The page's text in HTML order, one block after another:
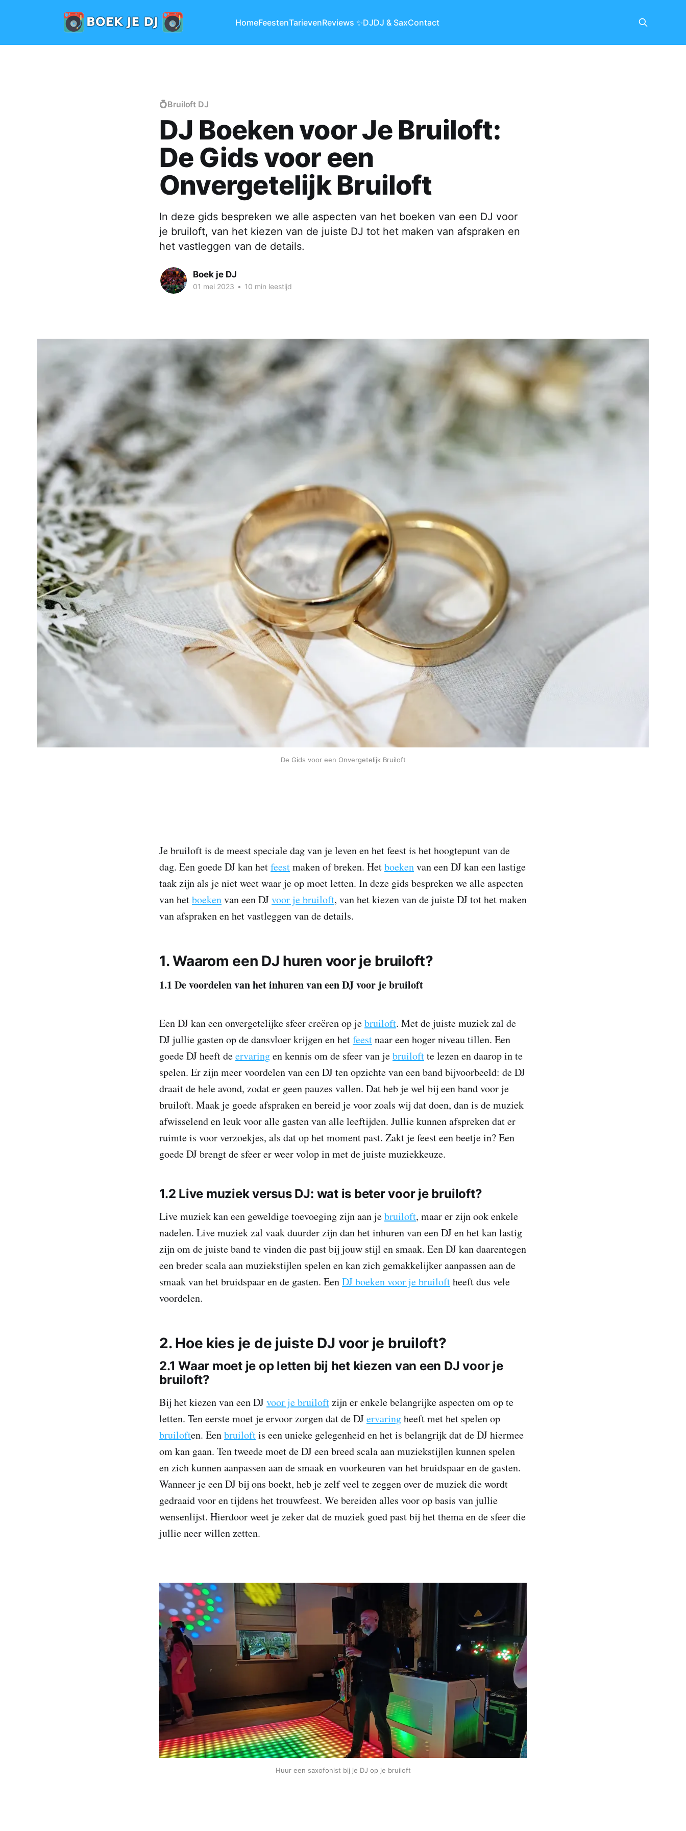
HomeFeestenTarievenReviews ✨DJDJ & SaxContact
💍Bruiloft DJ
DJ Boeken voor Je Bruiloft:
De Gids voor een
Onvergetelijk Bruiloft
In deze gids bespreken we alle aspecten van het boeken van een DJ voor
je bruiloft, van het kiezen van de juiste DJ tot het maken van afspraken en
het vastleggen van de details.
Boek je DJ
01 mei 2023 • 10 min leestijd
De Gids voor een Onvergetelijk Bruiloft
Je bruiloft is de meest speciale dag van je leven en het feest is het hoogtepunt van de
dag. Een goede DJ kan hetfeestmaken of breken. Hetboekenvan een DJ kan een lastige
taak zijn als je niet weet waar je op moet letten. In deze gids bespreken we alle aspecten
van hetboekenvan een DJvoor je bruiloft, van het kiezen van de juiste DJ tot het maken
van afspraken en het vastleggen van de details.
1. Waarom een DJ huren voor je bruiloft?
1.1 De voordelen van het inhuren van een DJ voor je bruiloft
Een DJ kan een onvergetelijke sfeer creëren op jebruiloft. Met de juiste muziek zal de
DJ jullie gasten op de dansvloer krijgen en hetfeestnaar een hoger niveau tillen. Een
goede DJ heeft deervaringen kennis om de sfeer van jebruiloftte lezen en daarop in te
spelen. Er zijn meer voordelen van een DJ ten opzichte van een band bijvoorbeeld: de DJ
draait de hele avond, zodat er geen pauzes vallen. Dat heb je wel bij een band voor je
bruiloft. Maak je goede afspraken en bereid je voor zoals wij dat doen, dan is de muziek
afwisselend en leuk voor alle gasten van alle leeftijden. Jullie kunnen afspreken dat er
ruimte is voor verzoekjes, als dat op het moment past. Zakt je feest een beetje in? Een
goede DJ brengt de sfeer er weer volop in met de juiste muziekkeuze.
1.2 Live muziek versus DJ: wat is beter voor je bruiloft?
Live muziek kan een geweldige toevoeging zijn aan jebruiloft, maar er zijn ook enkele
nadelen. Live muziek zal vaak duurder zijn dan het inhuren van een DJ en het kan lastig
zijn om de juiste band te vinden die past bij jouw stijl en smaak. Een DJ kan daarentegen
een breder scala aan muziekstijlen spelen en kan zich gemakkelijker aanpassen aan de
smaak van het bruidspaar en de gasten. EenDJ boeken voor je bruiloftheeft dus vele
voordelen.
2. Hoe kies je de juiste DJ voor je bruiloft?
2.1 Waar moet je op letten bij het kiezen van een DJ voor je
bruiloft?
Bij het kiezen van een DJvoor je bruiloftzijn er enkele belangrijke aspecten om op te
letten. Ten eerste moet je ervoor zorgen dat de DJervaringheeft met het spelen op
bruiloften. Eenbruiloftis een unieke gelegenheid en het is belangrijk dat de DJ hiermee
om kan gaan. Ten tweede moet de DJ een breed scala aan muziekstijlen kunnen spelen
en zich kunnen aanpassen aan de smaak en voorkeuren van het bruidspaar en de gasten.
Wanneer je een DJ bij ons boekt, heb je zelf veel te zeggen over de muziek die wordt
gedraaid voor en tijdens het trouwfeest. We bereiden alles voor op basis van jullie
wensenlijst. Hierdoor weet je zeker dat de muziek goed past bij het thema en de sfeer die
jullie neer willen zetten.
Huur een saxofonist bij je DJ op je bruiloft